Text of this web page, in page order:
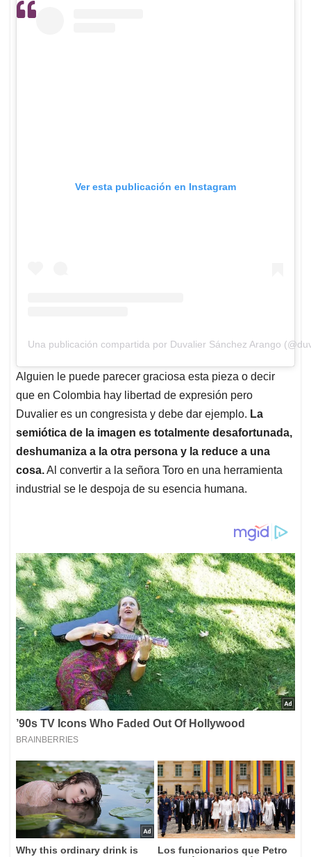
Ver esta publicación en Instagram
Una publicación compartida por Duvalier Sánchez Arango
Alguien le puede parecer graciosa esta pieza o decir
que en Colombia hay libertad de expresión pero
Duvalier es un congresista y debe dar ejemplo. La
semiótica de la imagen es totalmente desafortunada,
deshumaniza a la otra persona y la reduce a una
cosa.Al convertir a la señora Toro en una herramienta
industrial se le despoja de su esencia humana.